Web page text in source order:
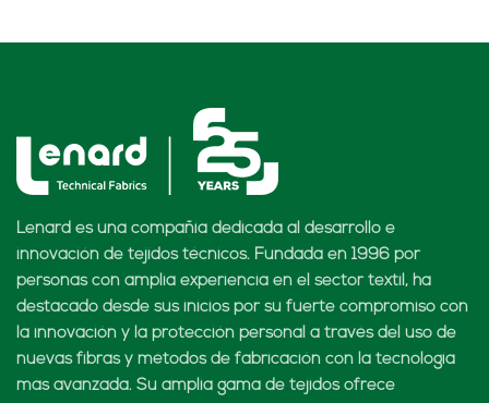
Lenard es una compañía dedicada al desarrollo e
innovación de tejidos técnicos. Fundada en 1996 por
personas con amplia experiencia en el sector textil, ha
destacado desde sus inicios por su fuerte compromiso con
la innovación y la protección personal a través del uso de
nuevas fibras y métodos de fabricación con la tecnología
más avanzada. Su amplia gama de tejidos ofrece